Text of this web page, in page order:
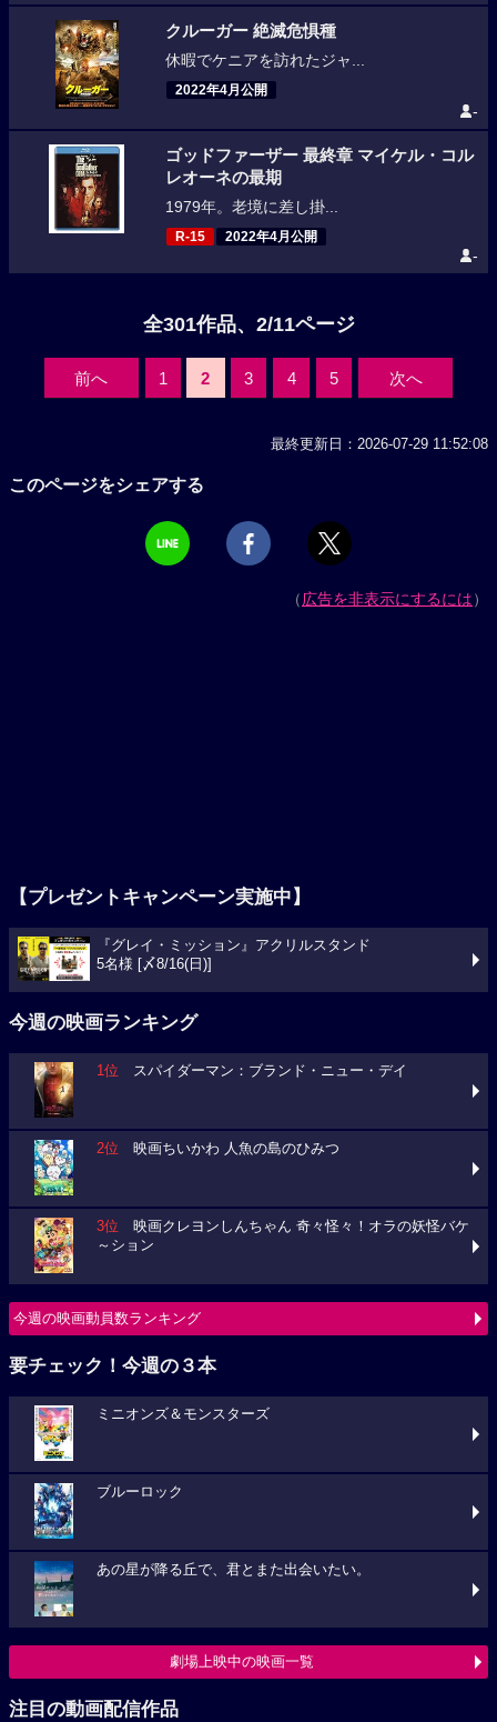
クルーガー 絶滅危惧種
休暇でケニアを訪れたジャ...
2022年4月公開
-
ゴッドファーザー 最終章 マイケル・コル
レオーネの最期
1979年。老境に差し掛...
R-15 2022年4月公開
-
全301作品、2/11ページ
前へ 1 2 3 4 5 次へ
最終更新日：2026-07-29 11:52:08
このページをシェアする
（広告を非表示にするには）
【プレゼントキャンペーン実施中】
『グレイ・ミッション』アクリルスタンド
5名様 [〆8/16(日)]
今週の映画ランキング
1位 スパイダーマン：ブランド・ニュー・デイ
2位 映画ちいかわ 人魚の島のひみつ
3位 映画クレヨンしんちゃん 奇々怪々！オラの妖怪バケ
～ション
今週の映画動員数ランキング
要チェック！今週の３本
ミニオンズ＆モンスターズ
ブルーロック
あの星が降る丘で、君とまた出会いたい。
劇場上映中の映画一覧
注目の動画配信作品